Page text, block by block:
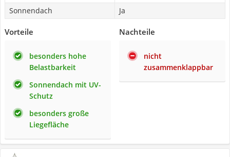
Sonnendach
Ja
Vorteile
besonders hohe
Belastbarkeit
Sonnendach mit UV-
Schutz
besonders große
Liegefläche
Nachteile
nicht
zusammenklappbar